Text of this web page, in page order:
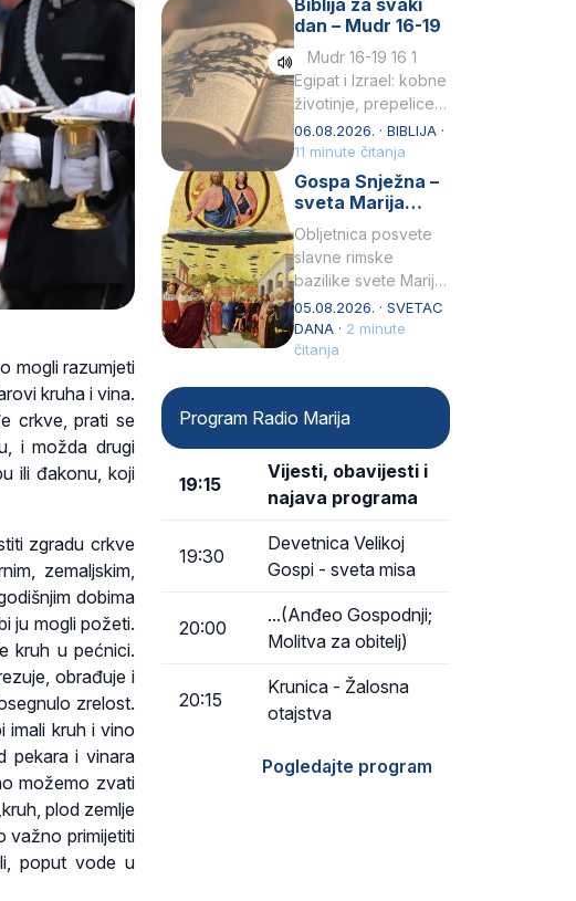
mogli razumjeti
kruha i vina.
crkve, prati se
i možda drugi
ili đakonu, koji
zgradu crkve
zemaljskim,
dobima
ju mogli požeti.
kruh u pećnici.
obrađuje i
zrelost.
imali kruh i vino
pekara i vinara
možemo zvati
plod zemlje
važno primijetiti
poput vode u
Petar u svojoj
drugoj…
Biblija za svaki
dan – Mudr 16-19
Mudr 16-19 16 1
Egipat i Izrael: kobne
životinje, prepelice
Zato bijahu
primjereno kažnjeni
sličnim životinjamai
mučeni mnoštvom
06.08.2026. · BIBLIJA ·
11 minute čitanja
Gospa Snježna –
sveta Marija
Velika, zaštitnica
rimske bazilike
Obljetnica posvete
slavne rimske
bazilike svete Marije
Velike (Santa Maria
Maggiore) u narodu
se slavi kao Gospa
05.08.2026. · SVETAC
DANA · 2 minute
čitanja
Program Radio Marija
19:15
Vijesti, obavijesti i
najava programa
19:30
Devetnica Velikoj
Gospi - sveta misa
20:00
...(Anđeo Gospodnji;
Molitva za obitelj)
20:15
Krunica - Žalosna
otajstva
Pogledajte program